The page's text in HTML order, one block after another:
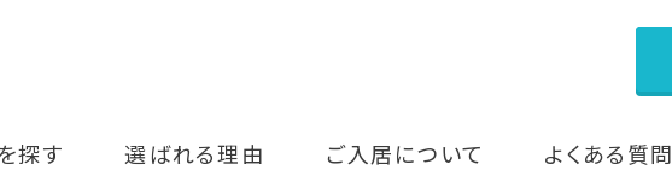
探す 選ばれる理由 ご入居について よくある質問